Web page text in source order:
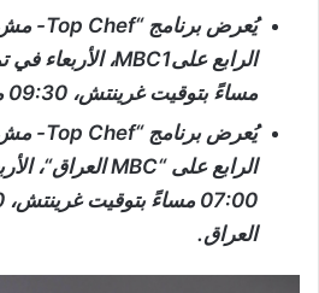
يُعرض برنامج “Top Chef-
مش
الرابع علىMBC1
مساءً بتوقيت غرينتش، 09:30 مساءً بتوقيت السعودية.
يُعرض برنامج “Top Chef-
مش
الرابع على “MBCالعراق“،
العراق.